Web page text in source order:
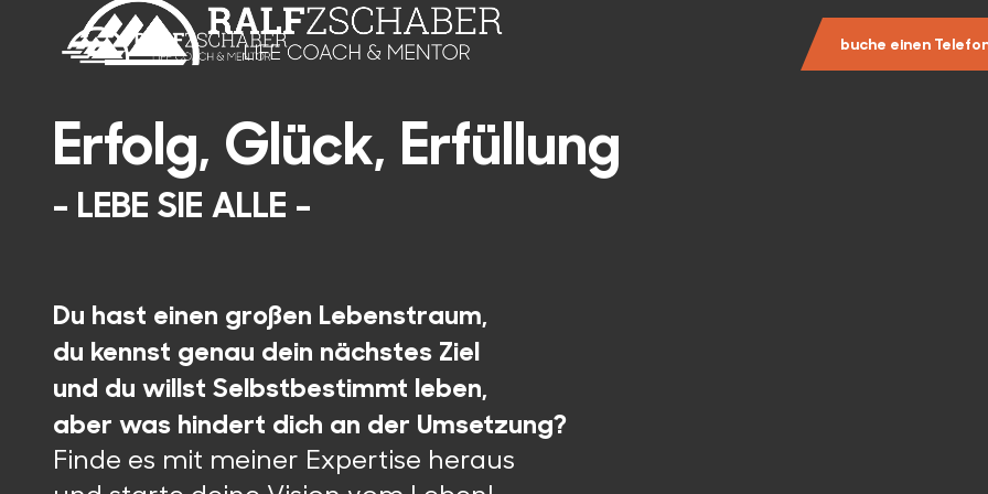
buche einen
Erfolg, Glück, Erfüllung
- LEBE SIE ALLE -
Du hast einen großen Lebenstraum,
du kennst genau dein nächstes Ziel
und du willst Selbstbestimmt leben,
aber was hindert dich an der Umsetzung?
Finde es mit meiner Expertise heraus